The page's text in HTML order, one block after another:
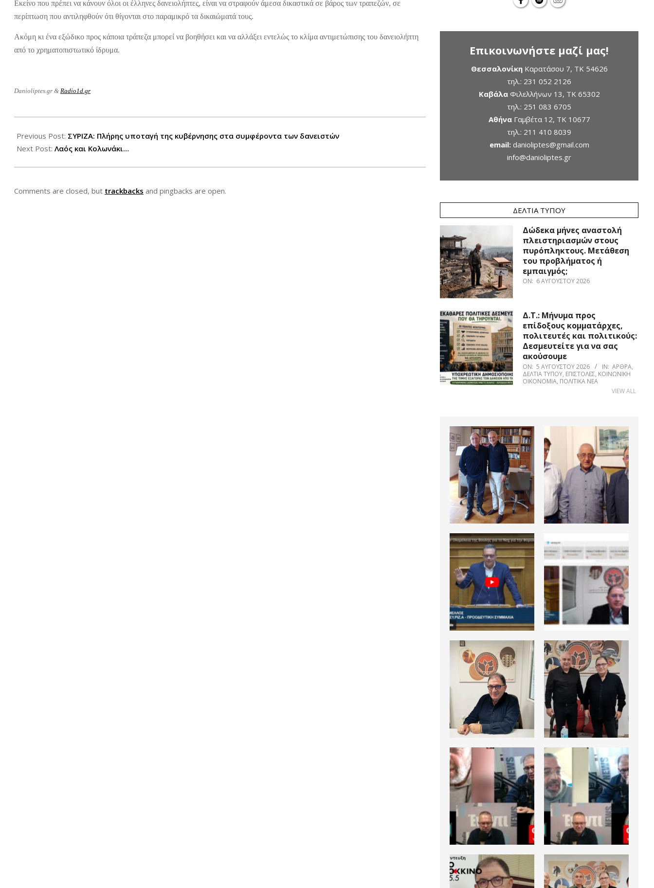
Εκείνο που πρέπει να κάνουν όλοι οι έλληνες δανειολήπτες, είναι να στραφούν άμεσα δικαστικά σε βάρος των τραπεζών, σε
περίπτωση που αντιληφθούν ότι θίγονται στο παραμικρό τα δικαιώματά τους.
Ακόμη κι ένα εξώδικο προς κάποια τράπεζα μπορεί να βοηθήσει και να αλλάξει εντελώς το κλίμα αντιμετώπισης του δανειολήπτη
από το χρηματοπιστωτικό ίδρυμα.
Danioliptes.gr & Radio1d.gr
08-
23
Previous Post: ΣΥΡΙΖΑ: Πλήρης υποταγή της κυβέρνησης στα συμφέροντα των δανειστών
Next Post: Λαός και Κολωνάκι…
Comments are closed, but trackbacks and pingbacks are open.
Επικοινωνήστε μαζί μας!
ΘεσσαλονίκηΚαρατάσου 7, TK 54626
τηλ.: 231 052 2126
ΚαβάλαΦιλελλήνων 13, ΤΚ 65302
τηλ.: 251 083 6705
ΑθήναΓαμβέτα 12, ΤΚ 10677
τηλ.: 211 410 8039
email: danioliptes@gmail.com
info@danioliptes.gr
ΔΕΛΤΊΑ ΤΎΠΟΥ
Δώδεκα μήνες αναστολή
πλειστηριασμών στους
πυρόπληκτους. Μετάθεση
του προβλήματος ή
εμπαιγμός;
ON: 6 ΑΥΓΟΎΣΤΟΥ 2026
Δ.Τ.: Μήνυμα προς
επίδοξους κομματάρχες,
πολιτευτές και πολιτικούς:
Δεσμευτείτε για να σας
ακούσουμε
ON: 5 ΑΥΓΟΎΣΤΟΥ 2026 IN: ΆΡΘΡΑ,
ΔΕΛΤΊΑ ΤΎΠΟΥ, ΕΠΙΣΤΟΛΈΣ, ΚΟΙΝΩΝΙΚΉ
ΟΙΚΟΝΟΜΊΑ, ΠΟΛΙΤΙΚΆ ΝΈΑ
VIEW ALL